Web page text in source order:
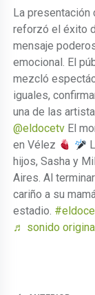
La presentación
reforzó el éxito
mensaje
emocional. El
mezcló
iguales,
una de las
@eldocetv El
en Vélez
hijos, Sasha y
Aires. Al
cariño a su
estadio. #eldoce
♬ sonido